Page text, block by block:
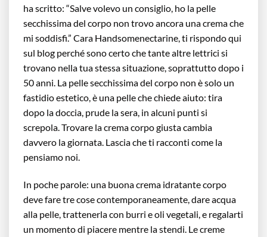
ha scritto: “Salve volevo un consiglio, ho la pelle
secchissima del corpo non trovo ancora una crema che
mi soddisfi.” Cara Handsomenectarine, ti rispondo qui
sul blog perché sono certo che tante altre lettrici si
trovano nella tua stessa situazione, soprattutto dopo i
50 anni. La pelle secchissima del corpo non è solo un
fastidio estetico, è una pelle che chiede aiuto: tira
dopo la doccia, prude la sera, in alcuni punti si
screpola. Trovare la crema corpo giusta cambia
davvero la giornata. Lascia che ti racconti come la
pensiamo noi.
In poche parole: una buona crema idratante corpo
deve fare tre cose contemporaneamente, dare acqua
alla pelle, trattenerla con burri e oli vegetali, e regalarti
un momento di piacere mentre la stendi. Le creme